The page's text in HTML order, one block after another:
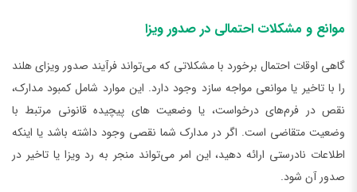
موانع و مشکلات احتمالی در صدور ویزا
گاهی اوقات احتمال برخورد با مشکلاتی که می‌تواند فرآیند صدور ویزای هلند
را با تاخیر یا موانعی مواجه سازد وجود دارد. این موارد شامل کمبود مدارک،
نقص در فرم‌های درخواست، یا وضعیت های پیچیده قانونی مرتبط با
وضعیت متقاضی است. اگر در مدارک شما نقصی وجود داشته باشد یا اینکه
اطلاعات نادرستی ارائه دهید، این امر می‌تواند منجر به رد ویزا یا تاخیر در
صدور آن شود.